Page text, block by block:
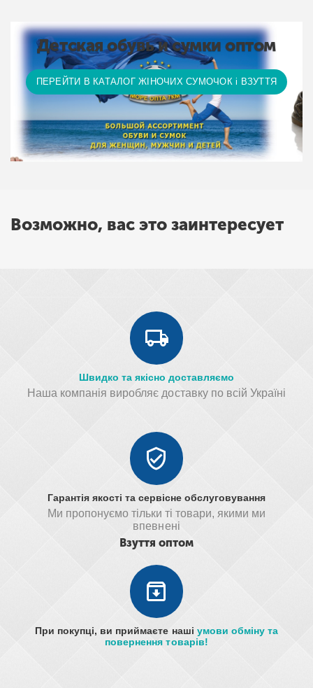
Детская обувь и сумки оптом
ПЕРЕЙТИ В КАТАЛОГ ЖІНОЧИХ СУМОЧОК і ВЗУТТЯ
Возможно, вас это заинтересует
Швидко та якісно доставляємо
Наша компанія виробляє доставку по всій Україні
Гарантія якості та сервісне обслуговування
Ми пропонуємо тільки ті товари, якими ми
впевнені
Взуття оптом
При покупці, ви приймаєте наші умови обміну та
повернення товарів!